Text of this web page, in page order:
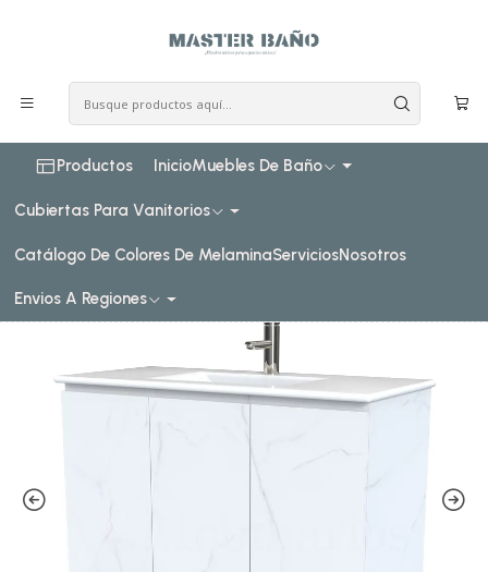
Productos InicioMuebles De Baño
Cubiertas Para Vanitorios
Catálogo De Colores De MelaminaServiciosNosotros
Envios A Regiones
Muebles vanitorios al piso simple de loza 120 cm
Mueble vanitorio al piso de 120 cm con cubierta de loza
M0-1201 / Marmara